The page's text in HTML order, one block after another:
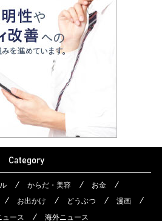
Category
からだ・美容
お金
お出かけ どうぶつ
漫画
ュース 海外ニュース